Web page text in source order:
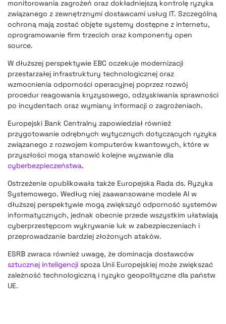
monitorowania zagrożeń oraz dokładniejszą kontrolę ryzyka
związanego z zewnętrznymi dostawcami usług IT. Szczególną
ochroną mają zostać objęte systemy dostępne z internetu,
oprogramowanie firm trzecich oraz komponenty open
source.
W dłuższej perspektywie EBC oczekuje modernizacji
przestarzałej infrastruktury technologicznej oraz
wzmocnienia odporności operacyjnej poprzez rozwój
procedur reagowania kryzysowego, odzyskiwania sprawności
po incydentach oraz wymiany informacji o zagrożeniach.
Europejski Bank Centralny zapowiedział również
przygotowanie odrębnych wytycznych dotyczących ryzyka
związanego z rozwojem komputerów kwantowych, które w
przyszłości mogą stanowić kolejne wyzwanie dla
cyberbezpieczeństwa.
Ostrzeżenie opublikowała także Europejska Rada ds. Ryzyka
Systemowego. Według niej zaawansowane modele AI w
dłuższej perspektywie mogą zwiększyć odporność systemów
informatycznych, jednak obecnie przede wszystkim ułatwiają
cyberprzestępcom wykrywanie luk w zabezpieczeniach i
przeprowadzanie bardziej złożonych ataków.
ESRB zwraca również uwagę, że dominacja dostawców
sztucznej inteligencji spoza Unii Europejskiej może zwiększać
zależność technologiczną i ryzyko geopolityczne dla państw
UE.